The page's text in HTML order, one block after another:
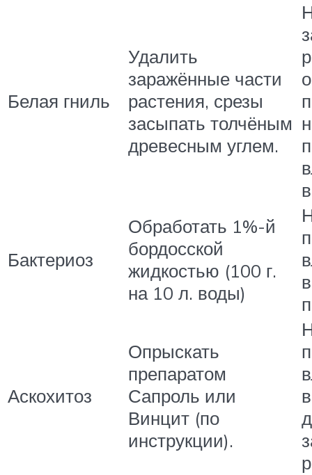
Белая гниль
Удалить
заражённые части
растения, срезы
засыпать толчёным
древесным углем.
Бактериоз
Обработать 1%-й
бордосской
жидкостью (100 г.
на 10 л. воды)
Аскохитоз
Опрыскать
препаратом
Сапроль или
Винцит (по
инструкции).